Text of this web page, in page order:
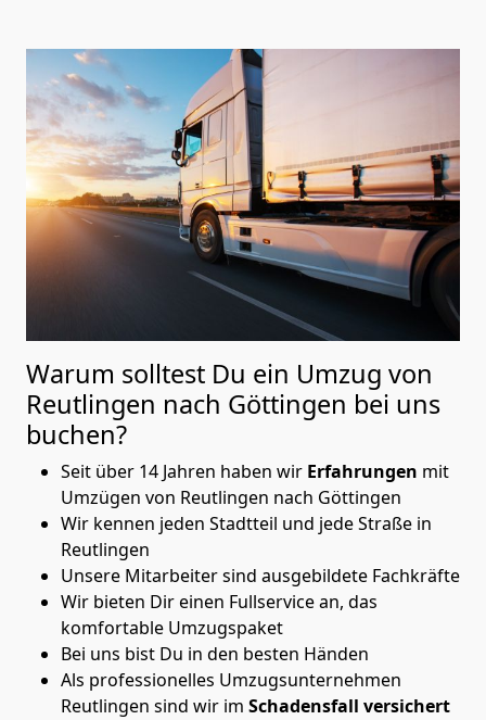
Warum solltest Du ein Umzug von
Reutlingen nach Göttingen bei uns
buchen?
Seit über 14 Jahren haben wir Erfahrungen mit
Umzügen von Reutlingen nach Göttingen
Wir kennen jeden Stadtteil und jede Straße in
Reutlingen
Unsere Mitarbeiter sind ausgebildete Fachkräfte
Wir bieten Dir einen Fullservice an, das
komfortable Umzugspaket
Bei uns bist Du in den besten Händen
Als professionelles Umzugsunternehmen
Reutlingen sind wir im Schadensfall versichert